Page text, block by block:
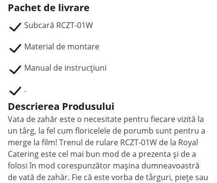
Pachet de livrare
Subcară RCZT-01W
Material de montare
Manual de instrucțiuni
.
Descrierea Produsului
Vata de zahăr este o necesitate pentru fiecare vizită la
un târg, la fel cum floricelele de porumb sunt pentru a
merge la film! Trenul de rulare RCZT-01W de la Royal
Catering este cel mai bun mod de a prezenta și de a
folosi în mod corespunzător mașina dumneavoastră
de vată de zahăr. Fie că este vorba de târguri, piețe sau